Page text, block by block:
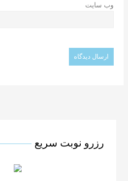
وب‌ سایت
رزرو نوبت سریع